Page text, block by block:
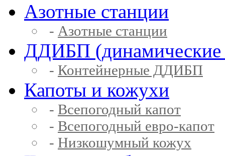
Азотные станции
- Азотные станции
ДДИБП
- Контейнерные ДДИБП
Капоты и кожухи
- Всепогодный капот
- Всепогодный евро-капот
- Низкошумный кожух